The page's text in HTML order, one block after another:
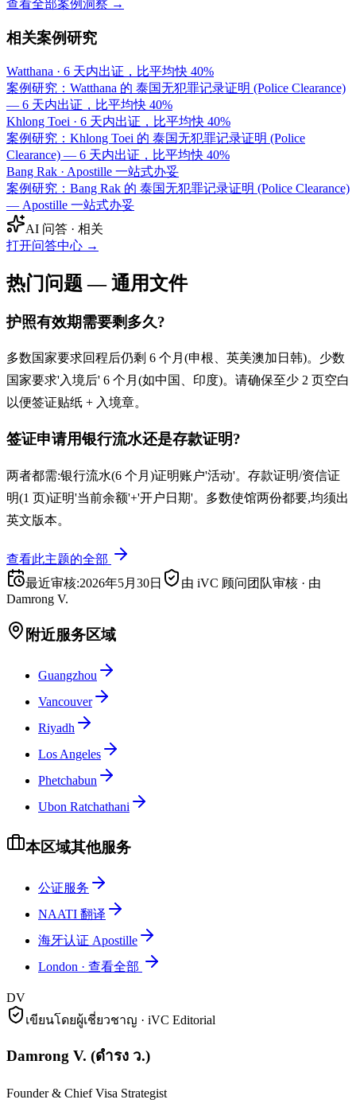
查看全部案例洞察 →
相关案例研究
Watthana · 6 天内出证，比平均快 40%
案例研究：Watthana 的 泰国无犯罪记录证明 (Police Clearance)
— 6 天内出证，比平均快 40%
Khlong Toei · 6 天内出证，比平均快 40%
案例研究：Khlong Toei 的 泰国无犯罪记录证明 (Police
Clearance) — 6 天内出证，比平均快 40%
Bang Rak · Apostille 一站式办妥
案例研究：Bang Rak 的 泰国无犯罪记录证明 (Police Clearance)
— Apostille 一站式办妥
AI 问答 · 相关
打开问答中心 →
热门问题 — 通用文件
护照有效期需要剩多久?
多数国家要求回程后仍剩 6 个月(申根、英美澳加日韩)。少数
国家要求'入境后' 6 个月(如中国、印度)。请确保至少 2 页空白
以便签证贴纸 + 入境章。
签证申请用银行流水还是存款证明?
两者都需:银行流水(6 个月)证明账户'活动'。存款证明/资信证
明(1 页)证明'当前余额'+'开户日期'。多数使馆两份都要,均须出
英文版本。
查看此主题的全部
最近审核:2026年5月30日 由 iVC 顾问团队审核 · 由
Damrong V.
附近服务区域
Guangzhou
Vancouver
Riyadh
Los Angeles
Phetchabun
Ubon Ratchathani
本区域其他服务
公证服务
NAATI 翻译
海牙认证 Apostille
London · 查看全部
DV
เขียนโดยผู้เชี่ยวชาญ · iVC Editorial
Damrong V. (ดำรง ว.)
Founder & Chief Visa Strategist